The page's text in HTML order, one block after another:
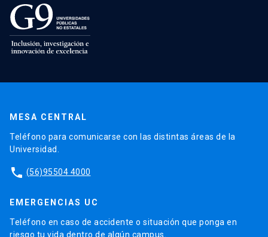
MESA CENTRAL
Teléfono para comunicarse con las distintas áreas de la
Universidad.
phone (56)95504 4000
EMERGENCIAS UC
Teléfono en caso de accidente o situación que ponga en
riesgo tu vida dentro de algún campus.